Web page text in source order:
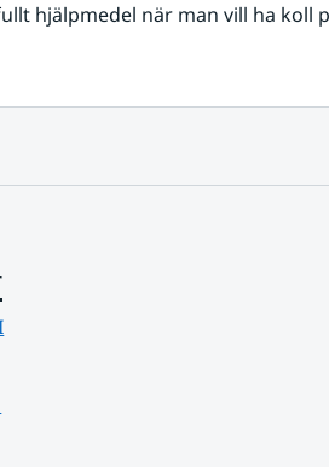
hjälpmedel när man vill ha koll